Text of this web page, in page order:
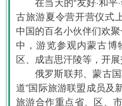
古旅游夏令营开营仪式
中国的百名小伙伴们欢
中，游览参观内蒙古
区、成吉思汗陵等，开展
俄罗斯联邦、蒙古
道”国际旅游联盟成员及
旅游合作重点省、区、